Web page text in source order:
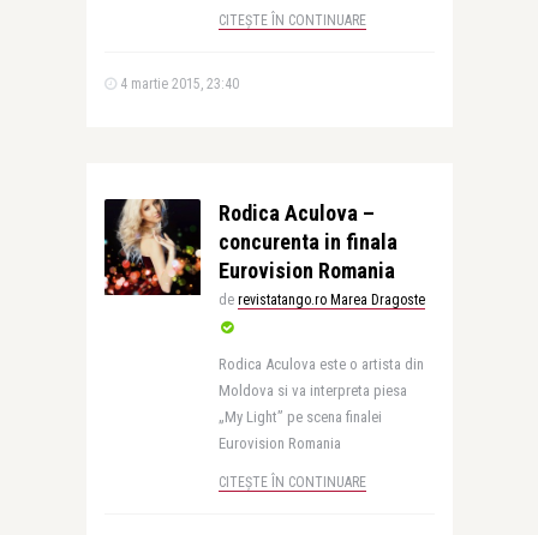
CITEȘTE ÎN CONTINUARE
4 martie 2015, 23:40
Rodica Aculova –
concurenta in finala
Eurovision Romania
de revistatango.ro Marea Dragoste
Rodica Aculova este o artista din
Moldova si va interpreta piesa
„My Light” pe scena finalei
Eurovision Romania
CITEȘTE ÎN CONTINUARE